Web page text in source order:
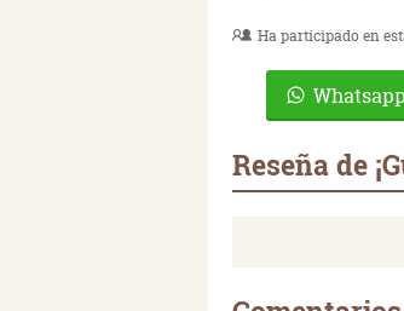
Ha participado en
Whatsapp
Reseña de